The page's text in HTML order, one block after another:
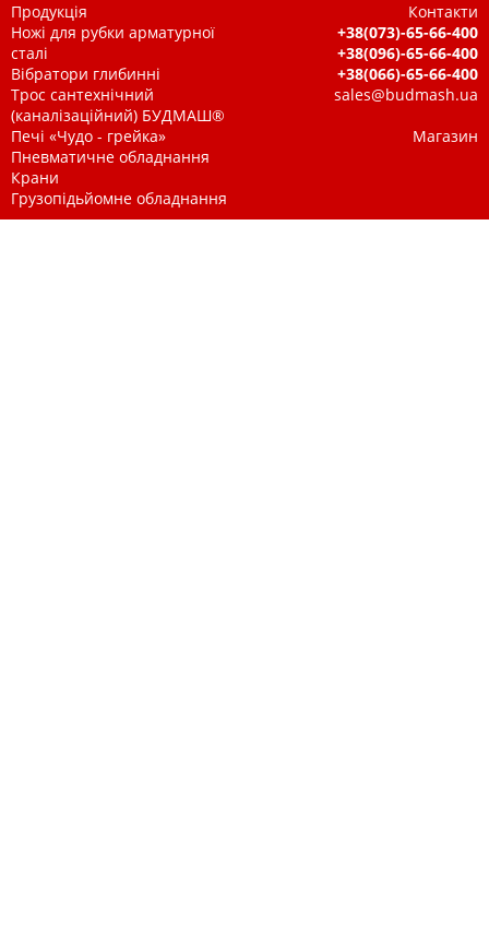
Продукція
Ножі для рубки арматурної
сталі
Вібратори глибинні
Трос сантехнічний
(каналізаційний) БУДМАШ®
Печі «Чудо - грейка»
Пневматичне обладнання
Крани
Грузопідьйомне обладнання
Контакти
+38(073)-65-66-400
+38(096)-65-66-400
+38(066)-65-66-400
sales@budmash.ua
Магазин